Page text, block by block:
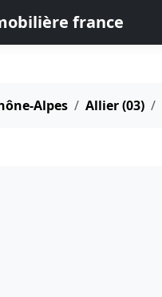
france
Alpes Allier (03)